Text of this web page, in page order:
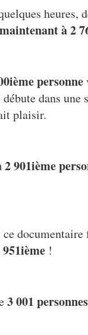
heures,
maintenant à 2
personne
dans une
plaisir.
2 901ième
documentaire
!
3 001 personnes